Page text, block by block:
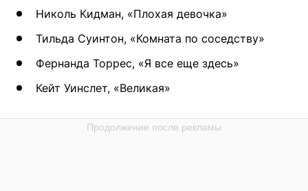
Николь Кидман, «Плохая девочка»
Тильда Суинтон, «Комната по соседству»
Фернанда Торрес, «Я все еще здесь»
Кейт Уинслет, «Великая»